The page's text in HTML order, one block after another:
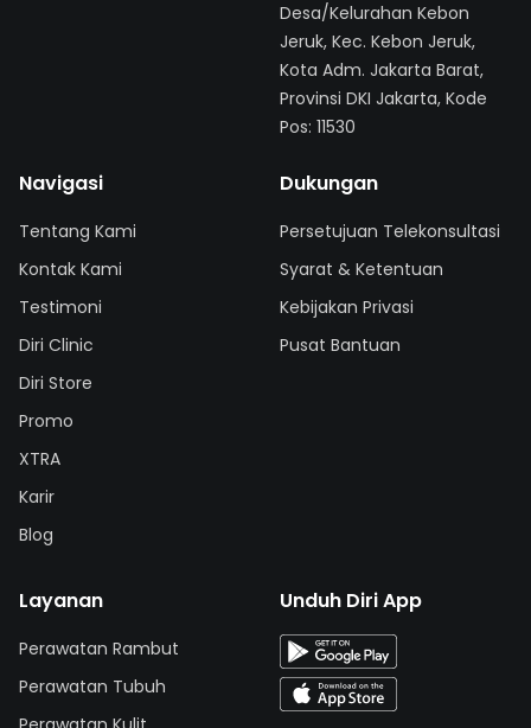
Desa/Kelurahan Kebon
Jeruk, Kec. Kebon Jeruk,
Kota Adm. Jakarta Barat,
Provinsi DKI Jakarta, Kode
Pos: 11530
Navigasi
Tentang Kami
Kontak Kami
Testimoni
Diri Clinic
Diri Store
Promo
XTRA
Karir
Blog
Dukungan
Persetujuan Telekonsultasi
Syarat & Ketentuan
Kebijakan Privasi
Pusat Bantuan
Layanan
Perawatan Rambut
Perawatan Tubuh
Unduh Diri App